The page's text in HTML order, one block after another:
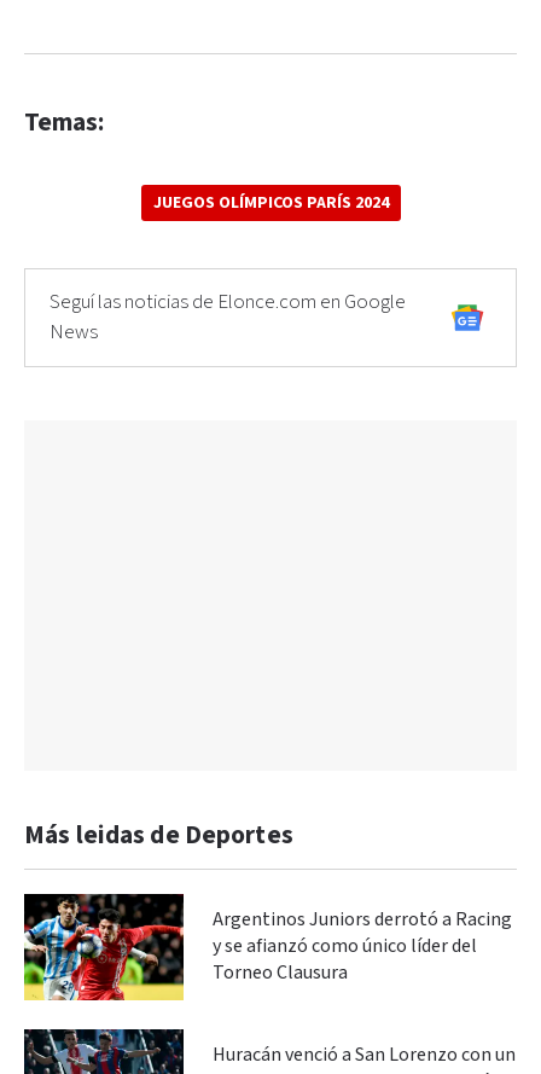
Temas:
JUEGOS OLÍMPICOS PARÍS 2024
Seguí las noticias de Elonce.com en Google
News
Más leidas de Deportes
Argentinos Juniors derrotó a Racing
y se afianzó como único líder del
Torneo Clausura
Huracán venció a San Lorenzo con un